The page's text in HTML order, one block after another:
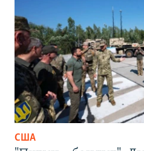
США